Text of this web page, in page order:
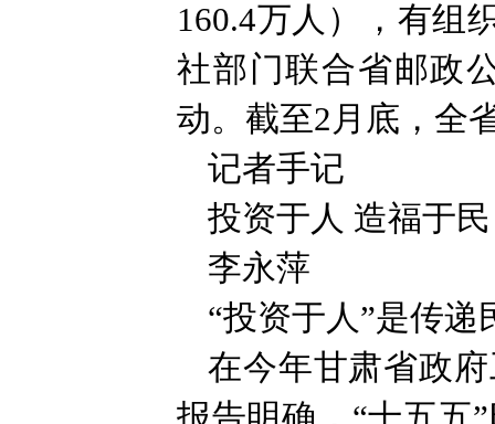
160.4万人），有组
社部门联合省邮政
动。截至2月底，全
记者手记
投资于人 造福于民
李永萍
“投资于人”是传递
在今年甘肃省政